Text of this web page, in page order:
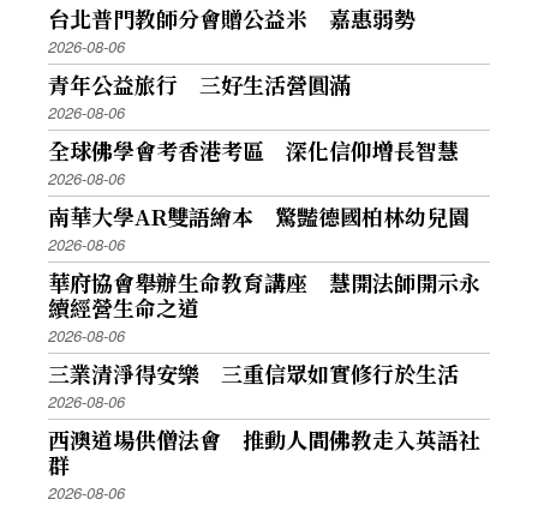
台北普門教師分會贈公益米 嘉惠弱勢
2026-08-06
青年公益旅行 三好生活營圓滿
2026-08-06
全球佛學會考香港考區 深化信仰增長智慧
2026-08-06
南華大學AR雙語繪本 驚豔德國柏林幼兒園
2026-08-06
華府協會舉辦生命教育講座 慧開法師開示永
續經營生命之道
2026-08-06
三業清淨得安樂 三重信眾如實修行於生活
2026-08-06
西澳道場供僧法會 推動人間佛教走入英語社
群
2026-08-06